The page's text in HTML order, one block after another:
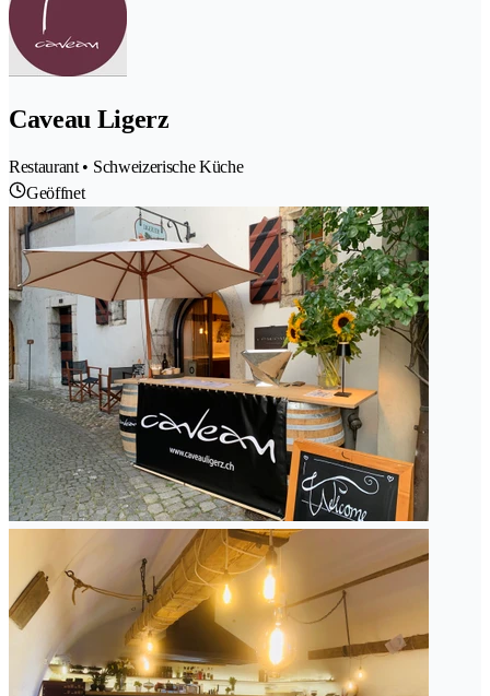
Caveau Ligerz
Restaurant • Schweizerische Küche
Geöffnet